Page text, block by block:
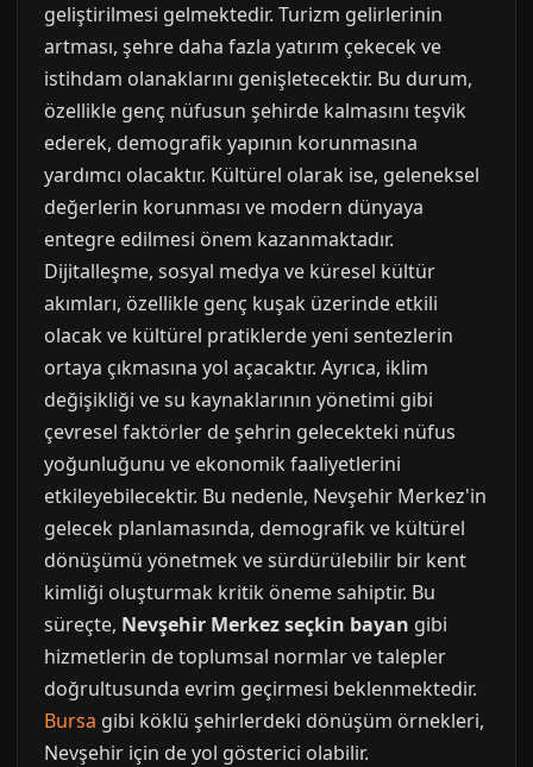
geliştirilmesi gelmektedir. Turizm gelirlerinin
artması, şehre daha fazla yatırım çekecek ve
istihdam olanaklarını genişletecektir. Bu durum,
özellikle genç nüfusun şehirde kalmasını teşvik
ederek, demografik yapının korunmasına
yardımcı olacaktır. Kültürel olarak ise, geleneksel
değerlerin korunması ve modern dünyaya
entegre edilmesi önem kazanmaktadır.
Dijitalleşme, sosyal medya ve küresel kültür
akımları, özellikle genç kuşak üzerinde etkili
olacak ve kültürel pratiklerde yeni sentezlerin
ortaya çıkmasına yol açacaktır. Ayrıca, iklim
değişikliği ve su kaynaklarının yönetimi gibi
çevresel faktörler de şehrin gelecekteki nüfus
yoğunluğunu ve ekonomik faaliyetlerini
etkileyebilecektir. Bu nedenle, Nevşehir Merkez'in
gelecek planlamasında, demografik ve kültürel
dönüşümü yönetmek ve sürdürülebilir bir kent
kimliği oluşturmak kritik öneme sahiptir. Bu
süreçte, Nevşehir Merkez seçkin bayan gibi
hizmetlerin de toplumsal normlar ve talepler
doğrultusunda evrim geçirmesi beklenmektedir.
Bursa gibi köklü şehirlerdeki dönüşüm örnekleri,
Nevşehir için de yol gösterici olabilir.